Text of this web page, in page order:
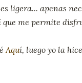
ligera... apenas
me permite
Aquí, luego yo la